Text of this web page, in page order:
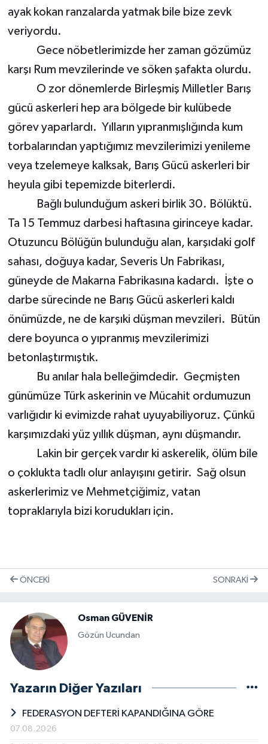
ayak kokan ranzalarda yatmak bile bize zevk
veriyordu.
Gece nöbetlerimizde her zaman gözümüz
karşı Rum mevzilerinde ve söken şafakta olurdu.
O zor dönemlerde Birleşmiş Milletler Barış
gücü askerleri hep ara bölgede bir kulübede
görev yaparlardı. Yılların yıpranmışlığında kum
torbalarından yaptığımız mevzilerimizi yenileme
veya tzelemeye kalksak, Barış Gücü askerleri bir
heyula gibi tepemizde biterlerdi.
Bağlı bulunduğum askeri birlik 30. Bölüktü.
Ta 15 Temmuz darbesi haftasına girinceye kadar.
Otuzuncu Bölüğün bulunduğu alan, karşıdaki golf
sahası, doğuya kadar, Severis Un Fabrikası,
güneyde de Makarna Fabrikasına kadardı. İşte o
darbe sürecinde ne Barış Gücü askerleri kaldı
önümüzde, ne de karşıki düşman mevzileri. Bütün
dere boyunca o yıpranmış mevzilerimizi
betonlaştırmıştık.
Bu anılar hala belleğimdedir. Geçmişten
günümüze Türk askerinin ve Mücahit ordumuzun
varlığıdır ki evimizde rahat uyuyabiliyoruz. Çünkü
karşımızdaki yüz yıllık düşman, aynı düşmandır.
Lakin bir gerçek vardır ki askerelik, ölüm bile
o çoklukta tadlı olur anlayışını getirir. Sağ olsun
askerlerimiz ve Mehmetçiğimiz, vatan
topraklarıyla bizi korudukları için.
ÖNCEKI SONRAKI
Osman GÜVENİR
Gözün Ucundan
Yazarın Diğer Yazıları
FEDERASYON DEFTERİ KAPANDIĞINA GÖRE
07.08.2026